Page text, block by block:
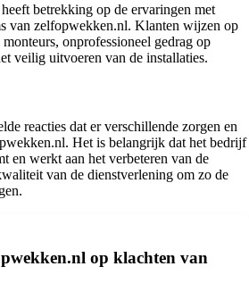
betrekking op de ervaringen met
van zelfopwekken.nl. Klanten wijzen op
onprofessioneel gedrag op
veilig uitvoeren van de installaties.
reacties dat er verschillende zorgen en
Het is belangrijk dat het bedrijf
en werkt aan het verbeteren van de
van de dienstverlening om zo de
op klachten van